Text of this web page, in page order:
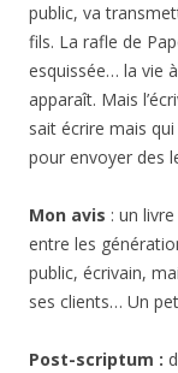
public, va
fils. La rafle de
esquissée… la vie
apparaît. Mais
sait écrire mais
pour envoyer des
Mon avis : un
entre les
public, écrivain,
ses clients… Un
Post-scriptum :